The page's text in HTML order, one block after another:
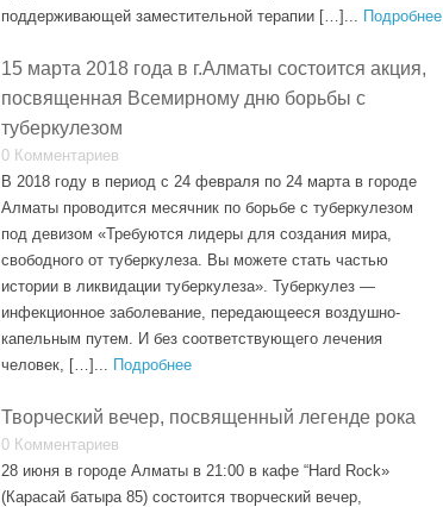
поддерживающей заместительной терапии […]... Подробнее
15 марта 2018 года в г.Алматы состоится акция,
посвященная Всемирному дню борьбы с
туберкулезом
0 Комментариев
В 2018 году в период с 24 февраля по 24 марта в городе
Алматы проводится месячник по борьбе с туберкулезом
под девизом «Требуются лидеры для создания мира,
свободного от туберкулеза. Вы можете стать частью
истории в ликвидации туберкулеза». Туберкулез —
инфекционное заболевание, передающееся воздушно-
капельным путем. И без соответствующего лечения
человек, […]... Подробнее
Творческий вечер, посвященный легенде рока
0 Комментариев
28 июня в городе Алматы в 21:00 в кафе “Hard Rock»
(Карасай батыра 85) состоится творческий вечер,